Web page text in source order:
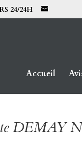
24/24H
Accueil
DEMAY